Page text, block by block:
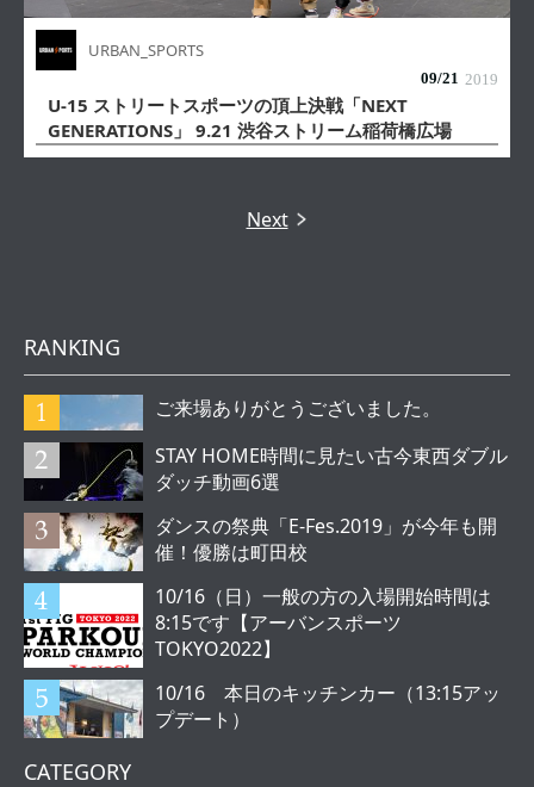
URBAN_SPORTS
09/21 2019
U-15 ストリートスポーツの頂上決戦「NEXT
GENERATIONS」 9.21 渋谷ストリーム稲荷橋広場
Next
RANKING
ご来場ありがとうございました。
STAY HOME時間に見たい古今東西ダブル
ダッチ動画6選
ダンスの祭典「E-Fes.2019」が今年も開
催！優勝は町田校
10/16（日）一般の方の入場開始時間は
8:15です【アーバンスポーツ
TOKYO2022】
10/16 本日のキッチンカー（13:15アッ
プデート）
CATEGORY